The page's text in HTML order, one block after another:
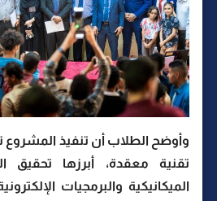
وأوضح الطلاب أن تنفيذ
تقنية معقدة، أبرزها تحقيق
الميكانيكية والبرمجيات